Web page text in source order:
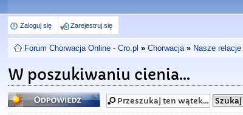
Zaloguj się Zarejestruj się
Forum Chorwacja Online - Cro.pl » Chorwacja » Nasze
W poszukiwaniu cienia...
Odpowiedz